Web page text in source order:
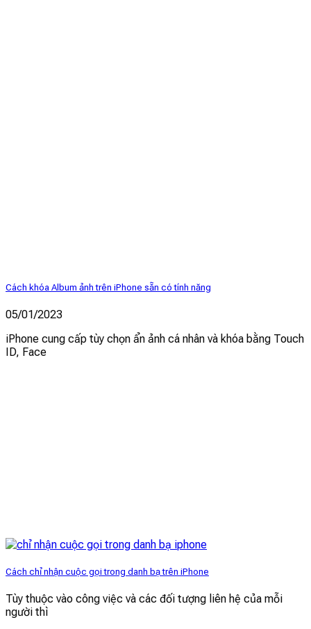
Cách khóa Album ảnh trên iPhone sẵn có tính năng
05/01/2023
iPhone cung cấp tùy chọn ẩn ảnh cá nhân và khóa bằng Touch
ID, Face
Cách chỉ nhận cuộc gọi trong danh bạ trên iPhone
Tùy thuộc vào công việc và các đối tượng liên hệ của mỗi
người thì